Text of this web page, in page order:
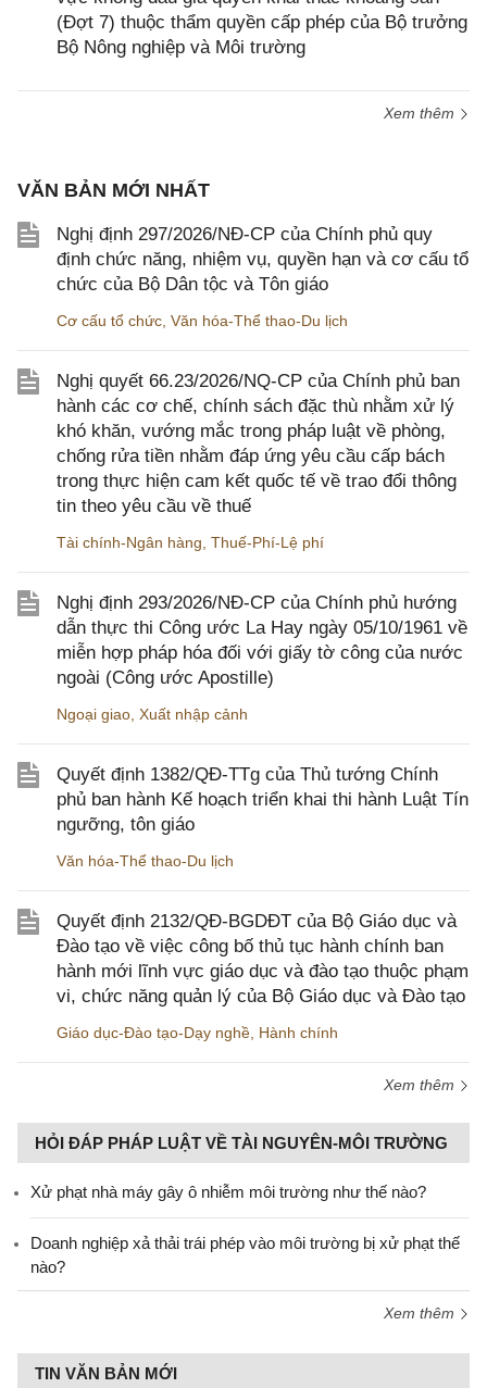
(Đợt 7) thuộc thẩm quyền cấp phép của Bộ trưởng
Bộ Nông nghiệp và Môi trường
Xem thêm
VĂN BẢN MỚI NHẤT
Nghị định 297/2026/NĐ-CP của Chính phủ quy
định chức năng, nhiệm vụ, quyền hạn và cơ cấu tổ
chức của Bộ Dân tộc và Tôn giáo
Cơ cấu tổ chức Văn hóa-Thể thao-Du lịch
Nghị quyết 66.23/2026/NQ-CP của Chính phủ ban
hành các cơ chế, chính sách đặc thù nhằm xử lý
khó khăn, vướng mắc trong pháp luật về phòng,
chống rửa tiền nhằm đáp ứng yêu cầu cấp bách
trong thực hiện cam kết quốc tế về trao đổi thông
tin theo yêu cầu về thuế
Tài chính-Ngân hàng Thuế-Phí-Lệ phí
Nghị định 293/2026/NĐ-CP của Chính phủ hướng
dẫn thực thi Công ước La Hay ngày 05/10/1961 về
miễn hợp pháp hóa đối với giấy tờ công của nước
ngoài (Công ước Apostille)
Ngoại giao Xuất nhập cảnh
Quyết định 1382/QĐ-TTg của Thủ tướng Chính
phủ ban hành Kế hoạch triển khai thi hành Luật Tín
ngưỡng, tôn giáo
Văn hóa-Thể thao-Du lịch
Quyết định 2132/QĐ-BGDĐT của Bộ Giáo dục và
Đào tạo về việc công bố thủ tục hành chính ban
hành mới lĩnh vực giáo dục và đào tạo thuộc phạm
vi, chức năng quản lý của Bộ Giáo dục và Đào tạo
Giáo dục-Đào tạo-Dạy nghề Hành chính
Xem thêm
HỎI ĐÁP PHÁP LUẬT VỀ TÀI NGUYÊN-MÔI TRƯỜNG
Xử phạt nhà máy gây ô nhiễm môi trường như thế nào?
Doanh nghiệp xả thải trái phép vào môi trường bị xử phạt thế
nào?
Xem thêm
TIN VĂN BẢN MỚI